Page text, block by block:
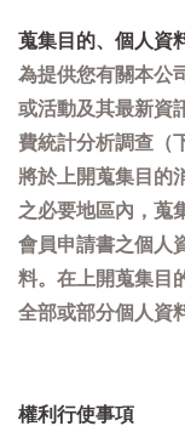
蒐集目的、個人資
為提供您有關本公
或活動及其最新資
費統計分析調查（
將於上開蒐集目的
之必要地區內，蒐
會員申請書之個人
料。在上開蒐集目
全部或部分個人資
權利行使事項